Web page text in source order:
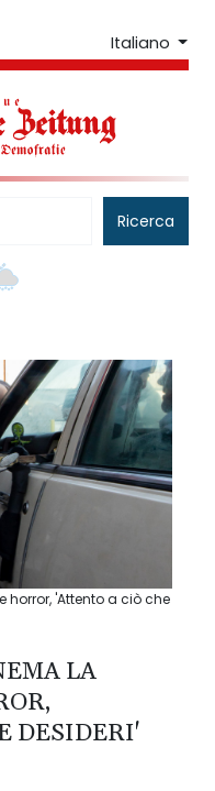
Italiano
Ricerca
horror, 'Attento a ciò che
LA
DESIDERI'